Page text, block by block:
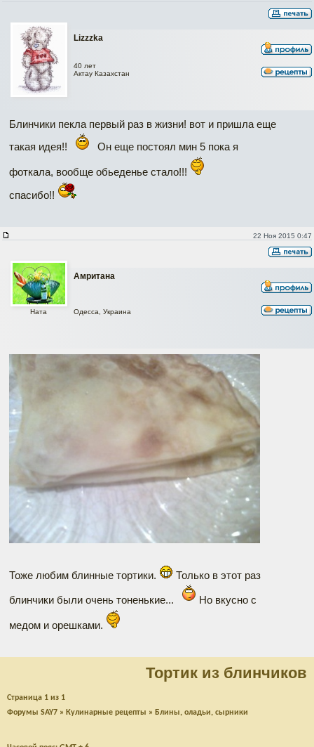
Lizzzka
40 лет
Актау Казахстан
Блинчики пекла первый раз в жизни! вот и пришла еще
такая идея!!
Он еще постоял мин 5 пока я
фоткала, вообще обьеденье стало!!!
спасибо!!
22 Ноя 2015 0:47
Амритана
Ната Одесса, Украина
Тоже любим блинные тортики. Только в этот раз
блинчики были очень тоненькие... Но вкусно с
медом и орешками.
Тортик из блинчиков
Страница 1 из 1
Форумы SAY7 » Кулинарные рецепты » Блины, оладьи, сырники